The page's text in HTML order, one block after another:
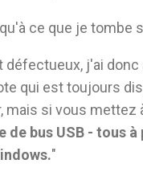
ce que je tombe
j'ai
qui est toujours
si vous mettez
bus USB - tous
"